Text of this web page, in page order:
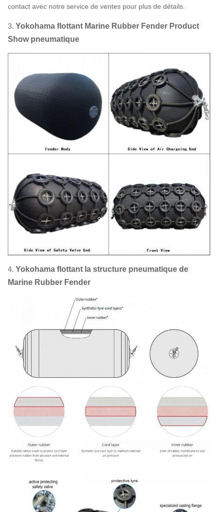
contact avec notre service de ventes pour plus de détails.
3. Yokohama flottant Marine Rubber Fender Product
Show pneumatique
4. Yokohama flottant la structure pneumatique de
Marine Rubber Fender